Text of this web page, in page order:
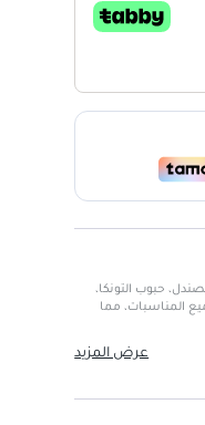
بمزيج من خشب الصندل، حبوب التونكا،
المناسبات، مما
عرض المزيد